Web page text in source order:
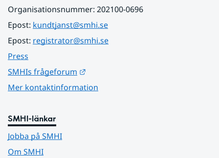
Organisationsnummer: 202100-0696
Epost: kundtjanst@smhi.se
Epost: registrator@smhi.se
Press
SMHIs frågeforum
Mer kontaktinformation
SMHI-länkar
Jobba på SMHI
Om SMHI